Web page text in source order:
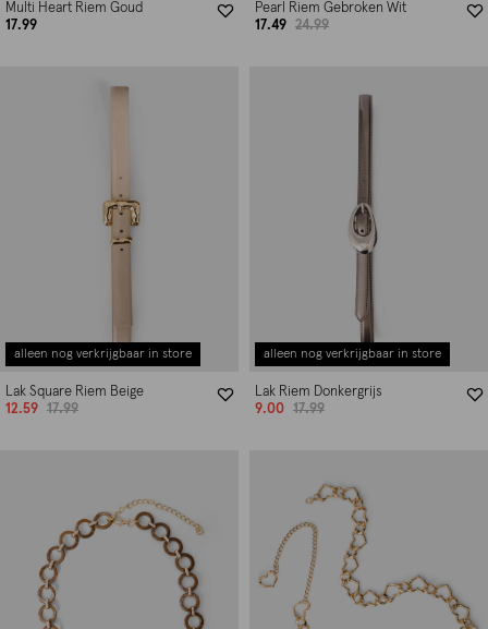
Multi Heart Riem Goud
17.99
Pearl Riem Gebroken Wit
17.49
24.99
alleen nog verkrijgbaar in store
Lak Square Riem Beige
12.59
17.99
alleen nog verkrijgbaar in store
Lak Riem Donkergrijs
9.00
17.99